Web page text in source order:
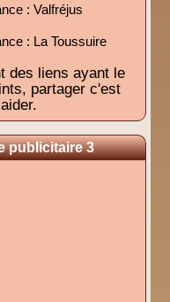
: Valfréjus
: La Toussuire
des liens ayant le
partager c'est
aider.
publicitaire 3